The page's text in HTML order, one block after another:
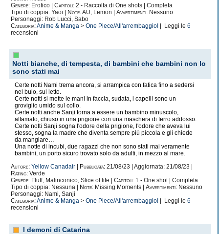
Genere: Erotico | Capitoli: 2 - Raccolta di One shots | Completa
Tipo di coppia: Yaoi |
Note:AU, Lemon | Avvertimenti: Nessuno
Personaggi: Rob Lucci, Sabo
Categoria:Anime & Manga > One Piece/All'arrembaggio! | Leggi le 6
recensioni
Notti bianche, di tempesta, di bambini che bambini non lo
sono stati mai
Certe notti Nami trema ancora, si arrampica con fatica fino a sedersi
nel buio, sul letto.
Certe notti si mette le mani in faccia, sudata, i capelli sono un
groviglio umido sul collo.
Certe notti anche Sanji torna a essere un bambino minuscolo,
affamato, chiuso in una prigione con una maschera di ferro addosso.
Certe notti Sanji sogna l'odore della prigione, l'odore che aveva lui
stesso, sogna la madre che diventa sempre più piccola e gli chiede
da mangiare…
Una notte di incubi, due ragazzi che non sono stati mai veramente
bambini, un porto sicuro trovato solo da adulti, in mezzo al mare.
Autore: Yellow Canadair Pubblicata: 21/08/23 | Aggiornata: 21/08/23 |
Rating: Verde
Genere: Fluff, Malinconico, Slice of life | Capitoli: 1 - One shot | Completa
Tipo di coppia: Nessuna |
Note: Missing Moments | Avvertimenti: Nessuno
Personaggi: Nami, Sanji
Categoria:Anime & Manga > One Piece/All'arrembaggio! | Leggi le 6
recensioni
I demoni di Catarina